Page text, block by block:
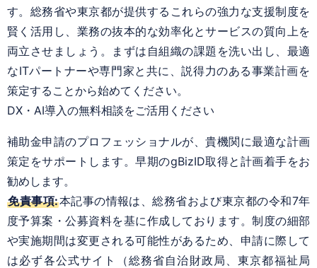
す。総務省や東京都が提供するこれらの強力な支援制度を
賢く活用し、業務の抜本的な効率化とサービスの質向上を
両立させましょう。まずは自組織の課題を洗い出し、最適
なITパートナーや専門家と共に、説得力のある事業計画を
策定することから始めてください。
DX・AI導入の無料相談をご活用ください
補助金申請のプロフェッショナルが、貴機関に最適な計画
策定をサポートします。早期のgBizID取得と計画着手をお
勧めします。
免責事項:本記事の情報は、総務省および東京都の令和7年
度予算案・公募資料を基に作成しております。制度の細部
や実施期間は変更される可能性があるため、申請に際して
は必ず各公式サイト（総務省自治財政局、東京都福祉局